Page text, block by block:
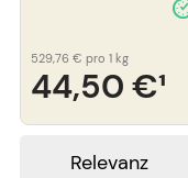
44,50 €¹
529,76 € pro 1 kg